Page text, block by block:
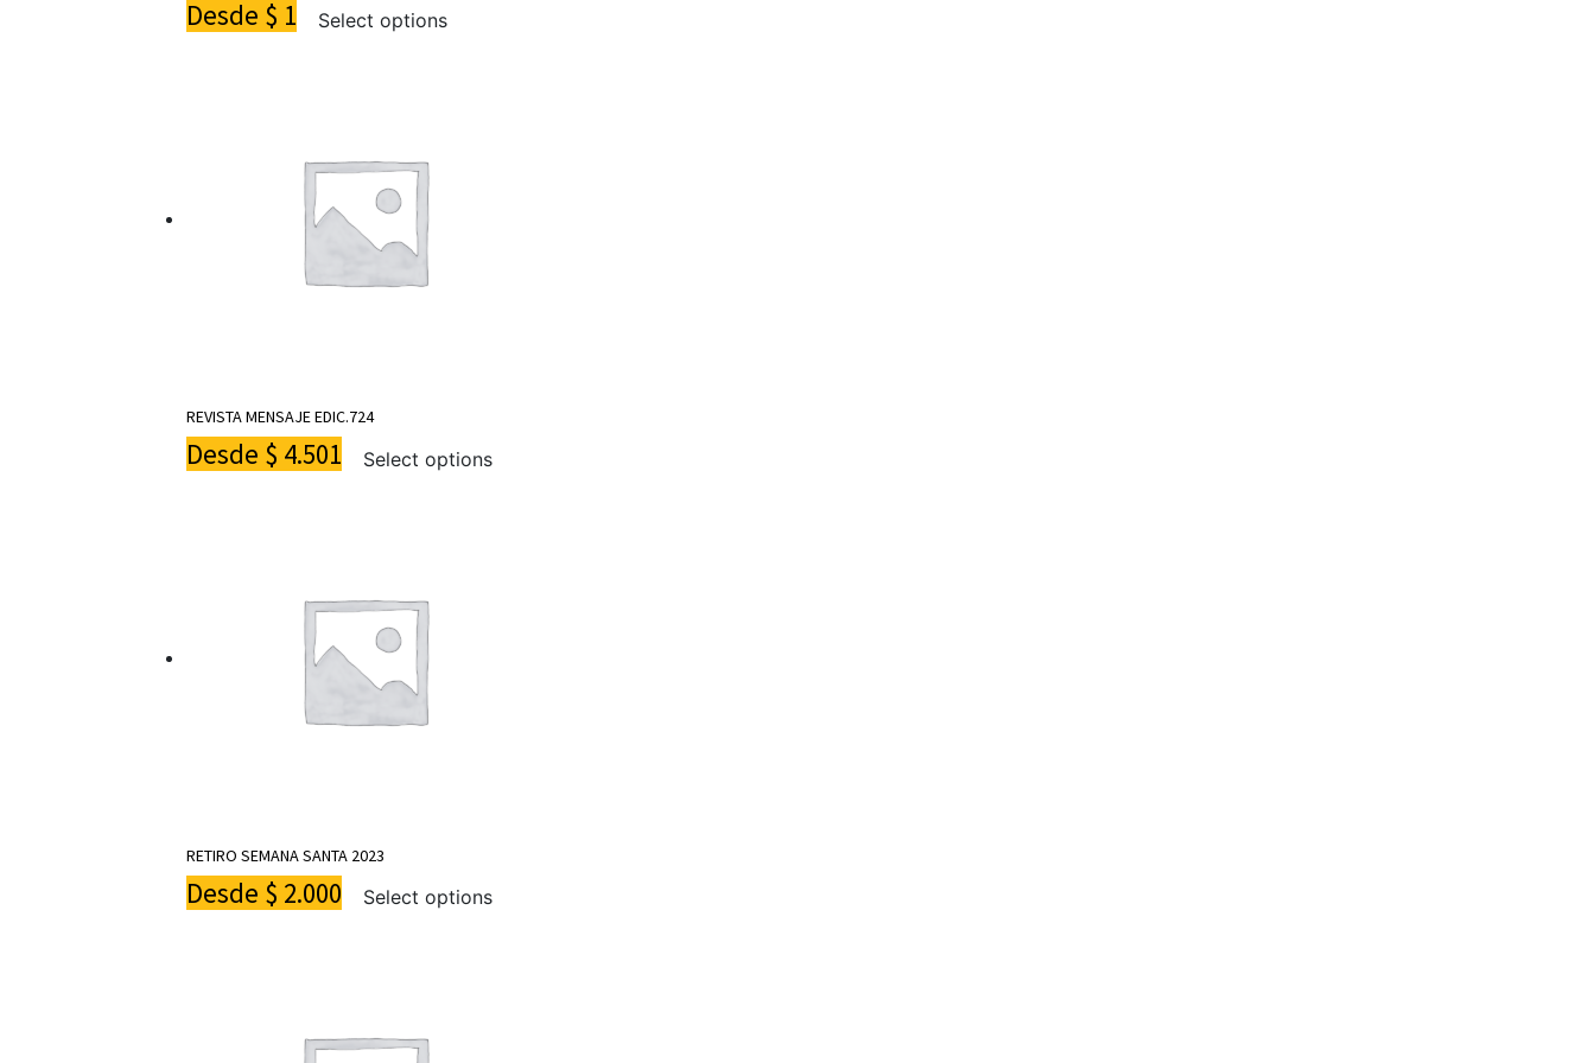
Desde $ 1 Select options
REVISTA MENSAJE EDIC.724
Desde $ 4.501 Select options
RETIRO SEMANA SANTA 2023
Desde $ 2.000 Select options